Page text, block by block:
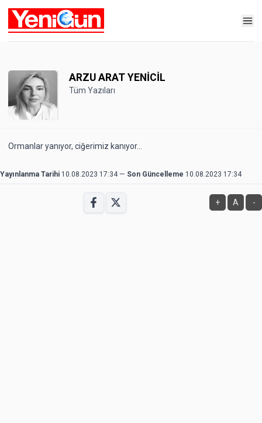
ARZU ARAT YENİCİL
Tüm Yazıları
Ormanlar yanıyor, ciğerimiz kanıyor...
Yayınlanma Tarihi 10.08.2023 17:34— Son Güncelleme 10.08.2023 17:34
+ A -